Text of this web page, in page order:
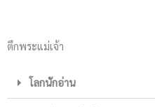
ตึกพระแม่เจ้า
โลกนักอ่าน